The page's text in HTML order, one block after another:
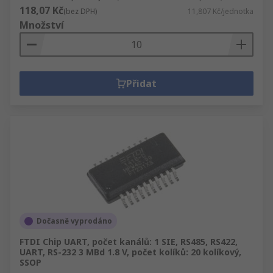
118,07 Kč(bez DPH) 11,807 Kč/jednotka
Množství
Přidat
Dočasně vyprodáno
FTDI Chip UART, počet kanálů: 1 SIE, RS485, RS422,
UART, RS-232 3 MBd 1.8 V, počet kolíků: 20 kolíkový,
SSOP